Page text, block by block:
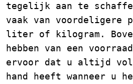
tegelijk aan te
vaak van voordeligere
liter of kilogram.
hebben van een
ervoor dat u altijd
hand heeft wanneer u